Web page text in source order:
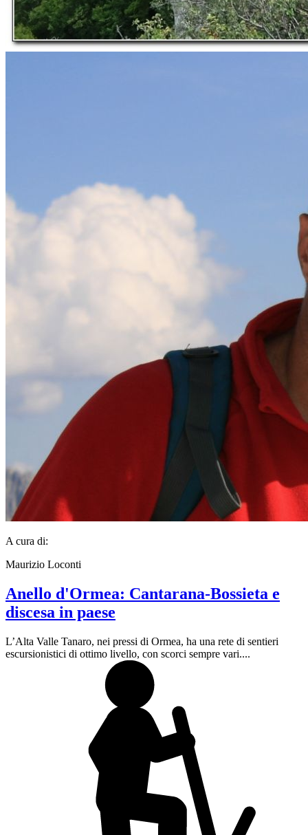
A cura di:
Maurizio Loconti
Anello d'Ormea: Cantarana-Bossieta e
discesa in paese
L’Alta Valle Tanaro, nei pressi di Ormea, ha una rete di sentieri
escursionistici di ottimo livello, con scorci sempre vari....